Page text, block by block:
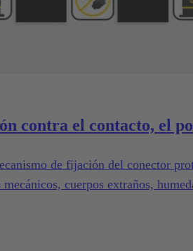
contra el contacto, el
de fijación del conector
cuerpos extraños,